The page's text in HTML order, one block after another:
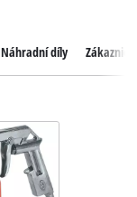
Náhradní díly